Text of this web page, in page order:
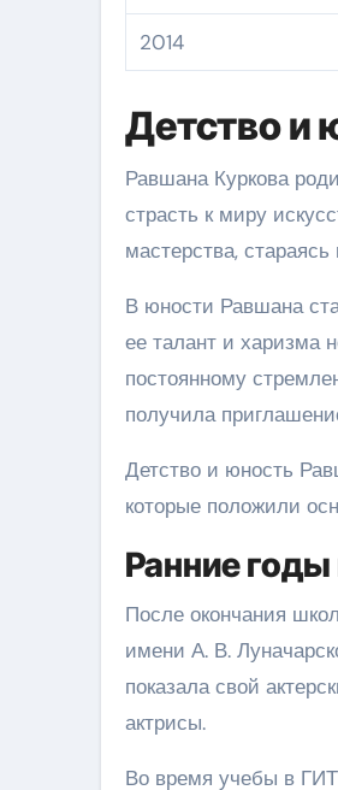
2014
Детство и
Равшана Куркова
страсть к миру
мастерства,
В юности Равшана
ее талант и харизма
постоянному
получила
Детство и юность
которые положили
Ранние
После окончания
имени А. В.
показала свой
актрисы.
Во время учебы в